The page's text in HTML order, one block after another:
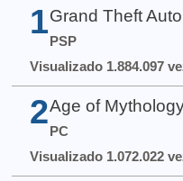
1 Grand Theft
PSP
Visualizado 1.884.097
2 Age of
PC
Visualizado 1.072.022